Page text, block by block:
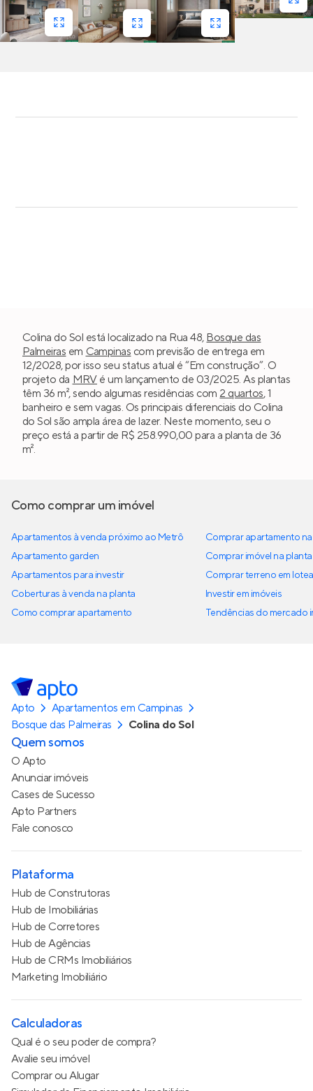
Colina do Sol está localizado na Rua 48, Bosque das
Palmeiras em Campinas com previsão de entrega em
12/2028, por isso seu status atual é “Em construção”. O
projeto da MRV é um lançamento de 03/2025. As plantas
têm 36 m², sendo algumas residências com 2 quartos, 1
banheiro e sem vagas. Os principais diferenciais do Colina
do Sol são ampla área de lazer. Neste momento, seu o
preço está a partir de R$ 258.990,00 para a planta de 36
m².
Como comprar um imóvel
Apartamentos à venda próximo ao Metrô
Apartamento garden
Apartamentos para investir
Coberturas à venda na planta
Como comprar apartamento
Comprar apartamento
Comprar imóvel na planta
Comprar terreno em
Investir em imóveis
Tendências do mercado
Apto
Apartamentos em Campinas
Bosque das Palmeiras
Colina do Sol
Quem somos
O Apto
Anunciar imóveis
Cases de Sucesso
Apto Partners
Fale conosco
Plataforma
Hub de Construtoras
Hub de Imobiliárias
Hub de Corretores
Hub de Agências
Hub de CRMs Imobiliários
Marketing Imobiliário
Calculadoras
Qual é o seu poder de compra?
Avalie seu imóvel
Comprar ou Alugar